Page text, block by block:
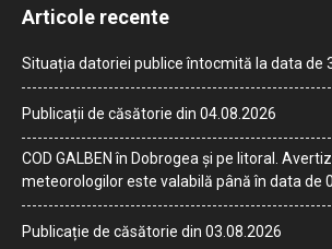
Articole recente
Situația datoriei publice întocmită la data de
Publicații de căsătorie din 04.08.2026
COD GALBEN în Dobrogea și pe litoral.
meteorologilor este valabilă până în data de
Publicație de căsătorie din 03.08.2026